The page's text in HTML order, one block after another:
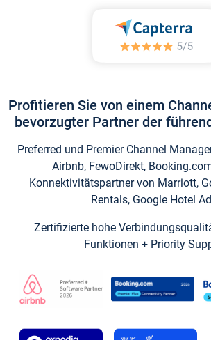
Profitieren Sie von einem
bevorzugter Partner der
Preferred und Premier Channel
Airbnb, FewoDirekt,
Konnektivitätspartner von Marriott,
Rentals, Google Hotel
Zertifizierte hohe
Funktionen + Priority